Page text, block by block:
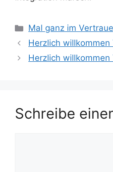
Kategorien
Mal ganz im
Herzlich willkommen
Herzlich willkommen
Schreibe